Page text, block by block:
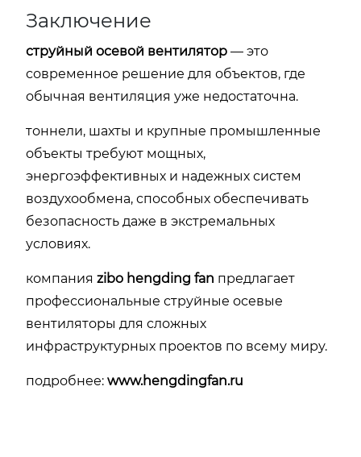
Заключение
струйный осевой вентилятор — это
современное решение для объектов, где
обычная вентиляция уже недостаточна.
тоннели, шахты и крупные промышленные
объекты требуют мощных,
энергоэффективных и надежных систем
воздухообмена, способных обеспечивать
безопасность даже в экстремальных
условиях.
компания zibo hengding fan предлагает
профессиональные струйные осевые
вентиляторы для сложных
инфраструктурных проектов по всему миру.
подробнее: www.hengdingfan.ru